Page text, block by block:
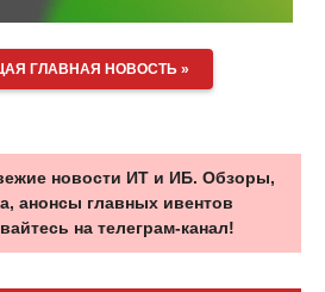
ГЛАВНАЯ НОВОСТЬ »
новости ИТ и ИБ. Обзоры,
анонсы главных ивентов
на телеграм-канал!